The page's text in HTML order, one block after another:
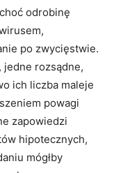
odrobinę
po zwycięstwie.
jedne rozsądne,
ich liczba maleje
powagi
zapowiedzi
hipotecznych,
mógłby